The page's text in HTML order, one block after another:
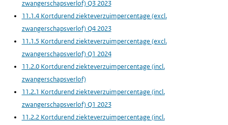
zwangerschapsverlof) Q3 2023
11.1.4 Kortdurend ziekteverzuimpercentage (excl.
zwangerschapsverlof) Q4 2023
11.1.5 Kortdurend ziekteverzuimpercentage (excl.
zwangerschapsverlof) Q1 2024
11.2.0 Kortdurend ziekteverzuimpercentage (incl.
zwangerschapsverlof)
11.2.1 Kortdurend ziekteverzuimpercentage (incl.
zwangerschapsverlof) Q1 2023
11.2.2 Kortdurend ziekteverzuimpercentage (incl.